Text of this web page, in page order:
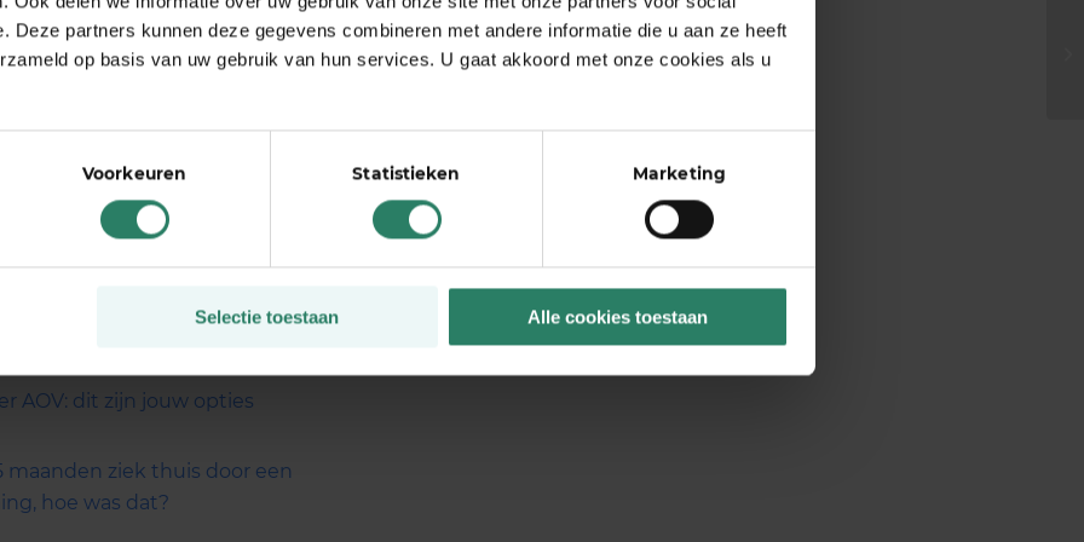
Deze partners kunnen deze gegevens combineren met andere informatie die u aan ze heeft
op basis van uw gebruik van hun services. U gaat akkoord met onze cookies als u
Voorkeuren Statistieken Marketing
Selectie toestaan Alle cookies toestaan
zzp’ers. Bij ziekte of arbeidsongeschiktheid
Je zult zelf voor je inkomen moeten zorgen.
waar je gebruikt van kunt maken? In dit artikel
en zzp’er zonder AOV: dit zijn jouw opties
Bereken je AOV en ontdek in 1 minuut of het bij
AOV: dit zijn jouw opties
maanden ziek thuis door een
hoe was dat?